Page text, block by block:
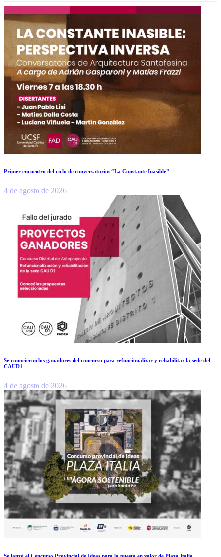
Primer encuentro del ciclo de conversatorios “La Constante Inasible”
4 de agosto de 2026
Se conocieron los ganadores del concurso para refuncionalizar y rehabilitar la sede del
CAUD1
4 de agosto de 2026
Se lanzó el Concurso Provincial de Ideas para la puesta en valor de Plaza Italia